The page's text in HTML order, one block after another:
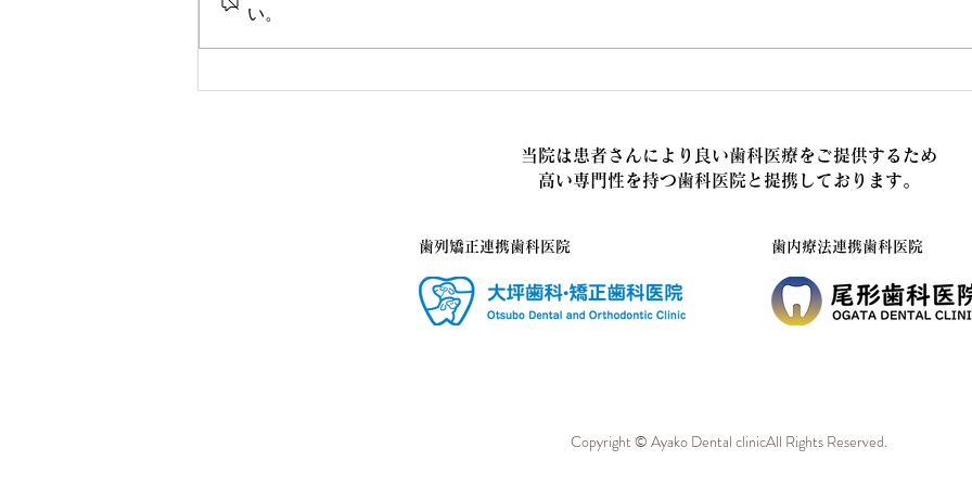
周術期口腔ケアにも対応して
安心
い。
当院は患者さんにより良い歯科医療をご提供するため
高い専門性を持つ歯科医院と提携しております。
歯列矯正連携歯科医院 歯内療法連携歯科医院
Copyright © Ayako Dental clinicAll Rights Reserved.